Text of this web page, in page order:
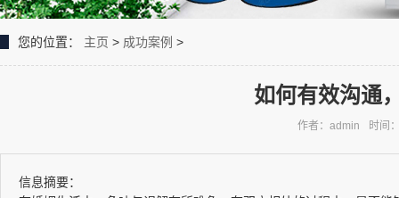
您的位置： 主页 > 成功案例 >
如何有效沟通
作者：admin 时间
信息摘要：